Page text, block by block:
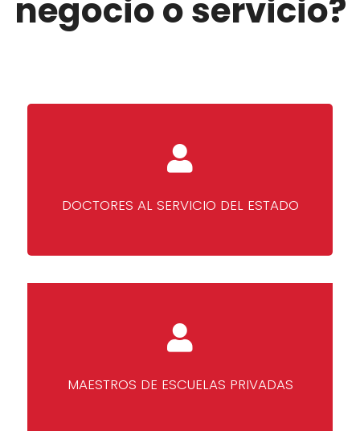
negocio o servicio?
DOCTORES AL SERVICIO DEL ESTADO
MAESTROS DE ESCUELAS PRIVADAS